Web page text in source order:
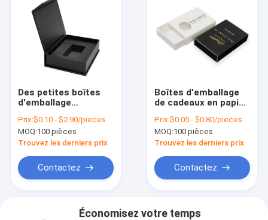
Des petites boîtes
d'emballage
personnalisées pour
l'emballage de
bouteilles de
parfums
Prix:$0.10 - $2.90/pieces
MOQ:100 pièces
Trouvez les derniers prix
Contactez
Boîtes d'emballage
de cadeaux en papier
d'allumettes en style
tiroir coulissant
Boîte à imprimer en
Prix:$0.05 - $0.80/pieces
MOQ:100 pièces
Trouvez les derniers prix
Contactez
Économisez votre temps